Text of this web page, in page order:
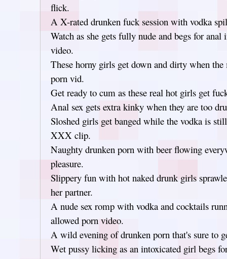
flick.
A X-rated drunken fuck session with vodka
Watch as she gets fully nude and begs for
video.
These horny girls get down and dirty when
porn vid.
Get ready to cum as these real hot girls get
Anal sex gets extra kinky when they are too
Sloshed girls get banged while the vodka is
XXX clip.
Naughty drunken porn with beer flowing
pleasure.
Slippery fun with hot naked drunk girls
her partner.
A nude sex romp with vodka and cocktails
allowed porn video.
A wild evening of drunken porn that's sure to
Wet pussy licking as an intoxicated girl begs